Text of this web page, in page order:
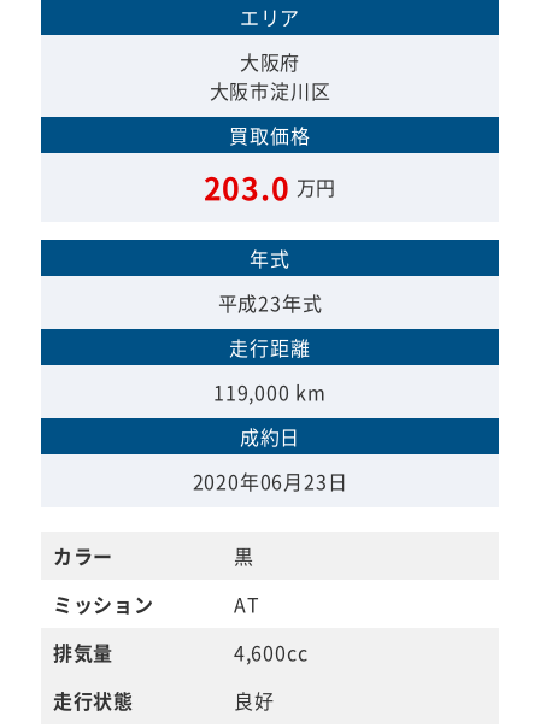
エリア
大阪府
大阪市淀川区
買取価格
203.0 万円
年式
平成23年式
走行距離
119,000 km
成約日
2020年06月23日
カラー
黒
ミッション
AT
排気量
4,600cc
走行状態
良好